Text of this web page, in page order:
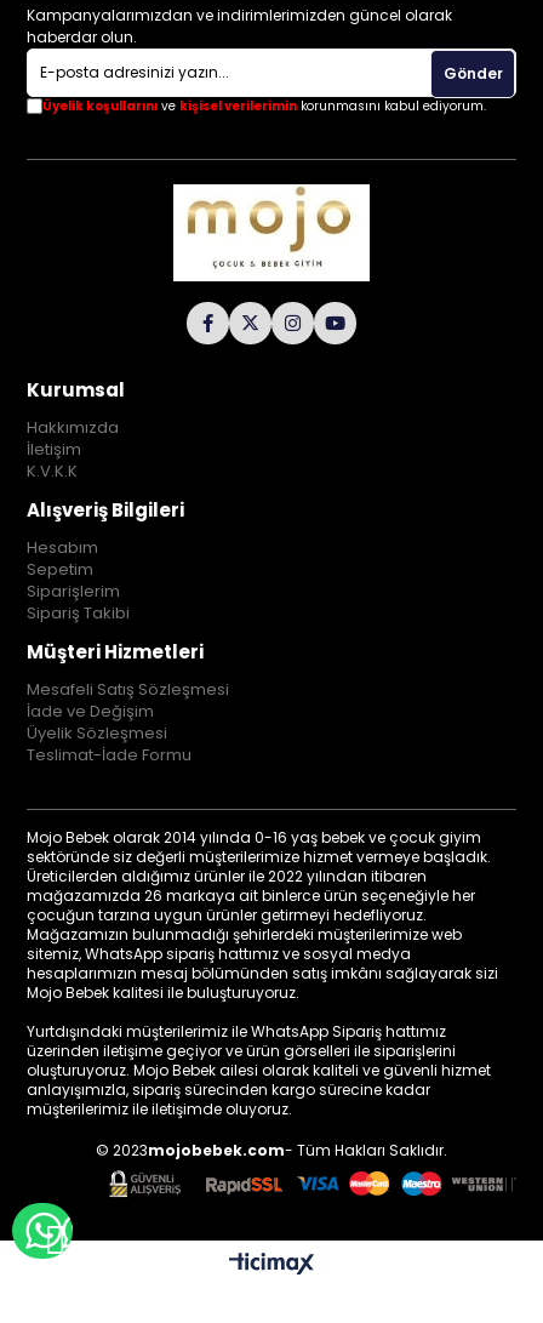
Kampanyalarımızdan ve indirimlerimizden güncel olarak
haberdar olun.
Gönder
Üyelik koşullarını ve kişisel verilerimin korunmasını kabul ediyorum.
Kurumsal
Hakkımızda
İletişim
K.V.K.K
Alışveriş Bilgileri
Hesabım
Sepetim
Siparişlerim
Sipariş Takibi
Müşteri Hizmetleri
Mesafeli Satış Sözleşmesi
İade ve Değişim
Üyelik Sözleşmesi
Teslimat-İade Formu
Mojo Bebek olarak 2014 yılında 0-16 yaş bebek ve çocuk giyim
sektöründe siz değerli müşterilerimize hizmet vermeye başladık.
Üreticilerden aldığımız ürünler ile 2022 yılından itibaren
mağazamızda 26 markaya ait binlerce ürün seçeneğiyle her
çocuğun tarzına uygun ürünler getirmeyi hedefliyoruz.
Mağazamızın bulunmadığı şehirlerdeki müşterilerimize web
sitemiz, WhatsApp sipariş hattımız ve sosyal medya
hesaplarımızın mesaj bölümünden satış imkânı sağlayarak sizi
Mojo Bebek kalitesi ile buluşturuyoruz.
Yurtdışındaki müşterilerimiz ile WhatsApp Sipariş hattımız
üzerinden iletişime geçiyor ve ürün görselleri ile siparişlerini
oluşturuyoruz. Mojo Bebek ailesi olarak kaliteli ve güvenli hizmet
anlayışımızla, sipariş sürecinden kargo sürecine kadar
müşterilerimiz ile iletişimde oluyoruz.
© 2023mojobebek.com- Tüm Hakları Saklıdır.